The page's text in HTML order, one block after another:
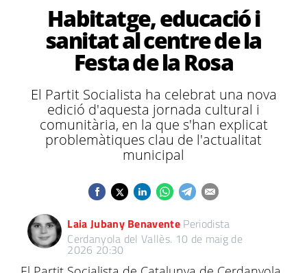
Habitatge, educació i
sanitat al centre de la
Festa de la Rosa
El Partit Socialista ha celebrat una nova
edició d'aquesta jornada cultural i
comunitària, en la que s'han explicat
problemàtiques clau de l'actualitat
municipal
Laia Jubany Benavente Periodista
Cerdanyola del Vallès. 10 de maig de
2026 20:30